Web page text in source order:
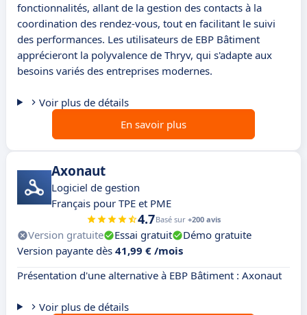
fonctionnalités, allant de la gestion des contacts à la
coordination des rendez-vous, tout en facilitant le suivi
des performances. Les utilisateurs de EBP Bâtiment
apprécieront la polyvalence de Thryv, qui s'adapte aux
besoins variés des entreprises modernes.
Voir plus de détails
En savoir plus
Axonaut
Logiciel de gestion
Français pour TPE et PME
4.7Basé sur +200 avis
Version gratuite Essai gratuit
Démo gratuite
Version payante dès 41,99 € /mois
Présentation d'une alternative à EBP Bâtiment : Axonaut
Voir plus de détails